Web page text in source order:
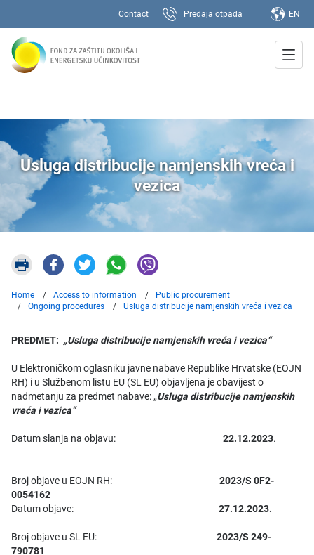
Contact Predaja otpada EN
Usluga distribucije namjenskih vreća i
vezica
Home Access to information
Public procurement
Ongoing procedures
Usluga distribucije namjenskih vreća i vezica
PREDMET: „Usluga distribucije namjenskih vreća i vezica“
U Elektroničkom oglasniku javne nabave Republike Hrvatske (EOJN
RH) i u Službenom listu EU (SL EU) objavljena je obavijest o
nadmetanju za predmet nabave: „Usluga distribucije namjenskih
vreća i vezica“
Datum slanja na objavu: 22.12.2023.
Broj objave u EOJN RH: 2023/S 0F2-
0054162
Datum objave: 27.12.2023.
Broj objave u SL EU: 2023/S 249-
790781